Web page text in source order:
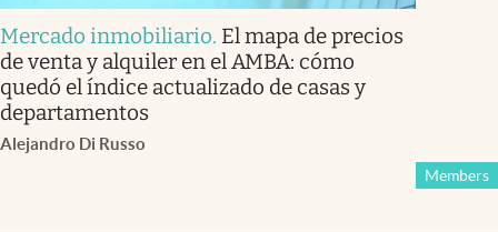
Mercado inmobiliario. El mapa de precios
de venta y alquiler en el AMBA: cómo
quedó el índice actualizado de casas y
departamentos
Alejandro Di Russo
Members